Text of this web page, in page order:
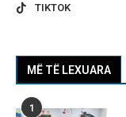
TIKTOK
MË TË LEXUARA
1